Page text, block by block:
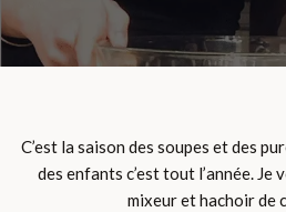
C’est la saison des soupes et des
des enfants c’est tout l’année.
mixeur et hachoir de